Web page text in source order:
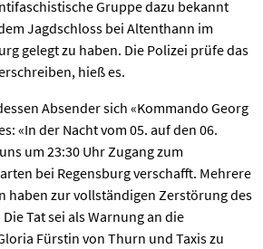
Gruppe dazu bekannt
Jagdschloss bei Altenthann im
gelegt zu haben. Die Polizei prüfe das
hieß es.
Absender sich «Kommando Georg
«In der Nacht vom 05. auf den 06.
um 23:30 Uhr Zugang zum
bei Regensburg verschafft. Mehrere
haben zur vollständigen Zerstörung des
Tat sei als Warnung an die
Fürstin von Thurn und Taxis zu